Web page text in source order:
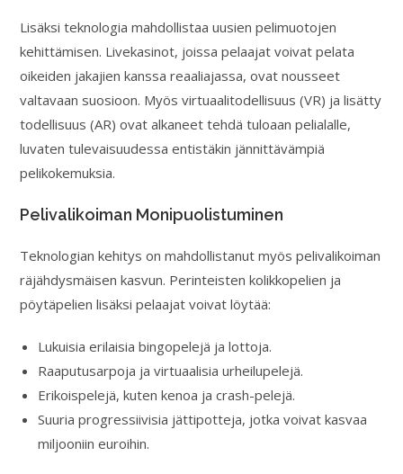
Lisäksi teknologia mahdollistaa uusien pelimuotojen
kehittämisen. Livekasinot, joissa pelaajat voivat pelata
oikeiden jakajien kanssa reaaliajassa, ovat nousseet
valtavaan suosioon. Myös virtuaalitodellisuus (VR) ja lisätty
todellisuus (AR) ovat alkaneet tehdä tuloaan pelialalle,
luvaten tulevaisuudessa entistäkin jännittävämpiä
pelikokemuksia.
Pelivalikoiman Monipuolistuminen
Teknologian kehitys on mahdollistanut myös pelivalikoiman
räjähdysmäisen kasvun. Perinteisten kolikkopelien ja
pöytäpelien lisäksi pelaajat voivat löytää:
Lukuisia erilaisia bingopelejä ja lottoja.
Raaputusarpoja ja virtuaalisia urheilupelejä.
Erikoispelejä, kuten kenoa ja crash-pelejä.
Suuria progressiivisia jättipotteja, jotka voivat kasvaa
miljooniin euroihin.